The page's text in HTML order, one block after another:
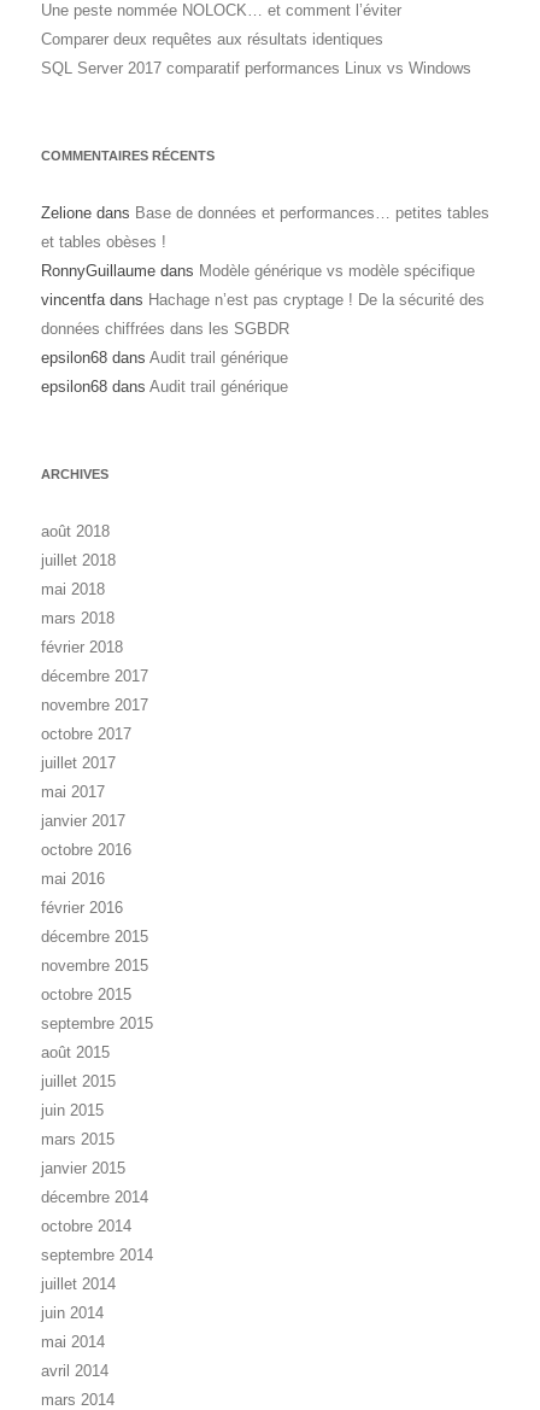
Une peste nommée NOLOCK… et comment l’éviter
Comparer deux requêtes aux résultats identiques
SQL Server 2017 comparatif performances Linux vs Windows
COMMENTAIRES RÉCENTS
Zelione dans Base de données et performances… petites tables
et tables obèses !
RonnyGuillaume dans Modèle générique vs modèle spécifique
vincentfadans Hachage n’est pas cryptage ! De la sécurité des
données chiffrées dans les SGBDR
epsilon68 dans Audit trail générique
epsilon68 dans Audit trail générique
ARCHIVES
août 2018
juillet 2018
mai 2018
mars 2018
février 2018
décembre 2017
novembre 2017
octobre 2017
juillet 2017
mai 2017
janvier 2017
octobre 2016
mai 2016
février 2016
décembre 2015
novembre 2015
octobre 2015
septembre 2015
août 2015
juillet 2015
juin 2015
mars 2015
janvier 2015
décembre 2014
octobre 2014
septembre 2014
juillet 2014
juin 2014
mai 2014
avril 2014
mars 2014